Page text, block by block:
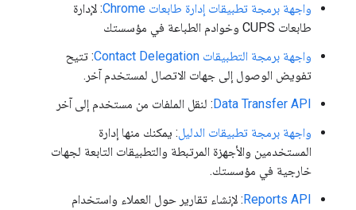
واجهة برمجة تطبيقات إدارة طابعات Chrome
: لإدارة
طابعات CUPS وخوادم الطباعة في مؤسستك
واجهة برمجة التطبيقات Contact Delegation
: تتيح
تفويض الوصول إلى جهات الاتصال لمستخدم آخر.
Data Transfer API: لنقل الملفات من مستخدم إلى آخر
واجهة برمجة تطبيقات الدليل: يمكنك منها إدارة
المستخدمين والأجهزة المرتبطة والتطبيقات التابعة لجهات
خارجية في مؤسستك.
Reports API: لإنشاء تقارير حول العملاء واستخدام